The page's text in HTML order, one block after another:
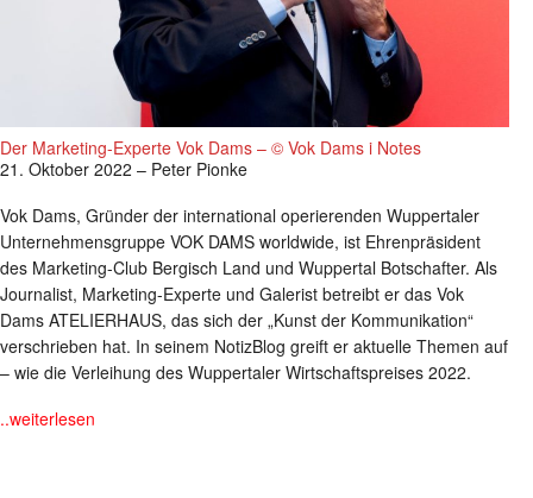
Der Marketing-Experte Vok Dams – © Vok Dams i Notes
21. Oktober 2022 – Peter Pionke
Vok Dams, Gründer der international operierenden Wuppertaler
Unternehmensgruppe VOK DAMS worldwide, ist Ehrenpräsident
des Marketing-Club Bergisch Land und Wuppertal Botschafter. Als
Journalist, Marketing-Experte und Galerist betreibt er das Vok
Dams ATELIERHAUS, das sich der „Kunst der Kommunikation“
verschrieben hat. In seinem NotizBlog greift er aktuelle Themen auf
– wie die Verleihung des Wuppertaler Wirtschaftspreises 2022.
..weiterlesen